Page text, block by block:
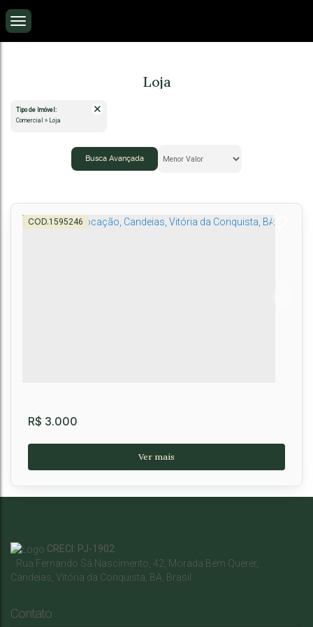
Loja
Tipo de Imóvel:
Comercial » Loja
Busca Avançada
1595246
Lojas para locação, Candeias, Vitória da
R$ 3.000
Candeias
CRECI: PJ-1902
Rua Fernando Sá Nascimento, 42, Morada Bem Querer,
Candeias, Vitória da Conquista, BA, Brasil
Contato